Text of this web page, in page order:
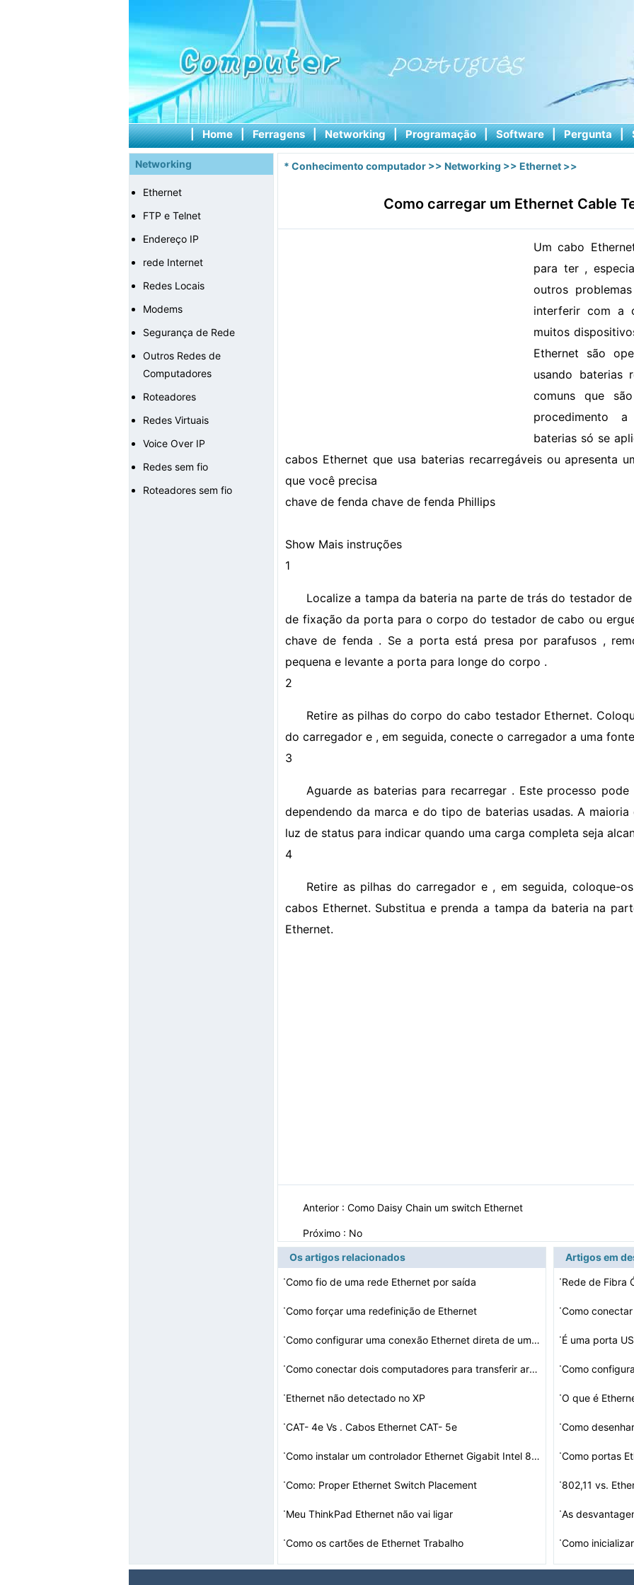
| Home | Ferragens | Networking | Programação | Software | Pergunta |
Networking
Ethernet
FTP e Telnet
Endereço IP
rede Internet
Redes Locais
Modems
Segurança de Rede
Outros Redes de
Computadores
Roteadores
Redes Virtuais
Voice Over IP
Redes sem fio
Roteadores sem fio
* Conhecimento computador >> Networking >> Ethernet >>
Como carregar um Ethernet Cable
Um cabo
para ter ,
outros
interferir com a
muitos
Ethernet são
usando baterias
comuns que
procedimento
baterias só se
cabos Ethernet que usa baterias recarregáveis ​​ou apresenta
que você precisa
chave de fenda chave de fenda Phillips
Show Mais instruções
1
Localize a tampa da bateria na parte de trás do testador
de fixação da porta para o corpo do testador de cabo ou
chave de fenda . Se a porta está presa por parafusos ,
pequena e levante a porta para longe do corpo .
2
Retire as pilhas do corpo do cabo testador Ethernet.
do carregador e , em seguida, conecte o carregador a uma
3
Aguarde as baterias para recarregar . Este processo
dependendo da marca e do tipo de baterias usadas. A maioria
luz de status para indicar quando uma carga completa seja
4
Retire as pilhas do carregador e , em seguida, coloque-
cabos Ethernet. Substitua e prenda a tampa da bateria na
Ethernet.
Anterior : Como Daisy Chain um switch Ethernet
Próximo : No
Os artigos relacionados
·Como fio de uma rede Ethernet por saída
·Como forçar uma redefinição de Ethernet
· Como configurar uma conexão Ethernet direta de um Mac …
· Como conectar dois computadores para transferir arquivo…
·Ethernet não detectado no XP
·CAT- 4e Vs . Cabos Ethernet CAT- 5e
· Como instalar um controlador Ethernet Gigabit Intel 825…
·Como: Proper Ethernet Switch Placement
·Meu ThinkPad Ethernet não vai ligar
·Como os cartões de Ethernet Trabalho
Artigos em
·Rede de Fibra
·Como
·
·Como
·O que é
·Como
·
·802,11 vs.
·As
·Como